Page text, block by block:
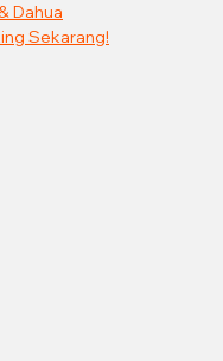
Dahua
Sekarang!